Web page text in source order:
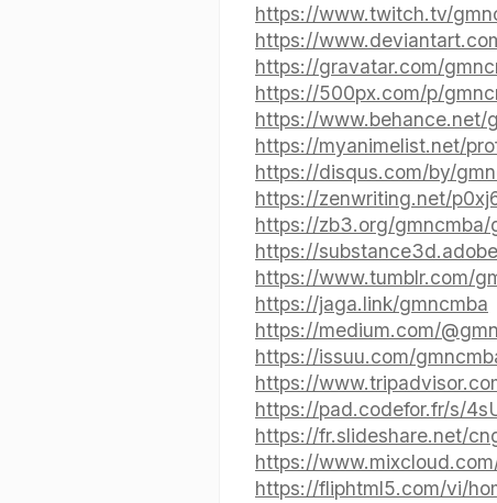
https://www.twitch.tv/
https://
https://gravatar.com/
https://500px.com/p/
https://www.behance.net/
https://myanimelist.net/
https://disqus.com/by/
https://zenwriting.net/
https://zb3.org/gmncmba/
https://
https://www.tumblr.com/
https://jaga.link/gmncmba
https://medium.com/
https://issuu.com/
https://
https://pad.codefor.fr/s/
https://fr.slideshare.net/
https://
https://fliphtml5.com/vi/